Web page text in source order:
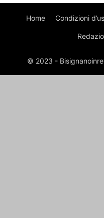
Home Condizioni
© 2023 -